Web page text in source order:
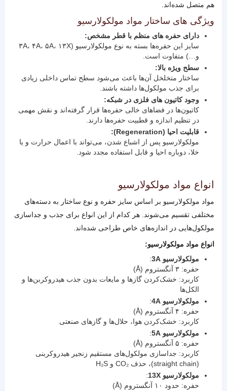
هم متصل شده‌اند.
ویژگی های ساختار مواد مولکولارسیو
دارای حفره‌ های منظم با قطر مشخص:
سایز این حفره‌ها بسته به نوع مولکولارسیو (۳A، ۴A، ۵A، ۱۳X
و…) متفاوت است.
سطح ویژه بالا:
ساختار متخلخل آن‌ها باعث می‌شود سطح تماس داخلی زیادی
برای جذب مولکول‌ها داشته باشند.
وجود کاتیون‌ های فلزی در شبکه:
کاتیون‌ها در فضاهای خالی حفره‌ها قرار گرفته‌اند و نقش مهمی
در تنظیم اندازه و قطبیت حفره‌ها دارند.
قابلیت احیا (Regeneration):
مولکولارسیو پس از اشباع شدن، می‌تواند با اعمال حرارت و یا
خلا، دوباره احیا و قابل استفاده مجدد شود.
انواع مواد مولکولارسیو
مواد مولکولارسیو بر اساس سایز حفره و نوع ساختار به دسته‌های
مختلفی تقسیم می‌شوند. هر کدام از این انواع برای جذب و جداسازی
مولکول‌هایی در اندازه‌های خاص طراحی شده‌اند.
انواع مواد مولکولارسیو:
مولکولارسیو 3A
:
حفره: ۳ آنگستروم (Å)
کاربرد: خشک‌کردن گازها و مایعات بدون جذب هیدروکربن‌ها و
الکل‌ها
مولکولارسیو 4A
:
حفره: ۴ آنگستروم (Å)
کاربرد: خشک‌کردن هوا، حلال‌ها و گازهای صنعتی
مولکولارسیو 5A
:
حفره: ۵ آنگستروم (Å)
کاربرد: جداسازی مولکول‌های مستقیم زنجیر هیدروکربنی
(straight chain)، حذف CO₂ و H₂S
مولکولارسیو 13X
:
حفره: حدود ۱۰ آنگستروم (Å)